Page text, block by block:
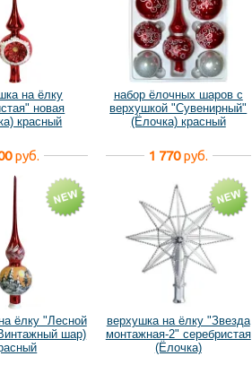
на ёлку
новая
красный
руб.
набор ёлочных шаров с
верхушкой "Сувенирный"
(Ёлочка) красный
1 770руб.
ёлку "Лесной
шар)
верхушка на ёлку "Звезда
монтажная-2" серебристая
(Ёлочка)